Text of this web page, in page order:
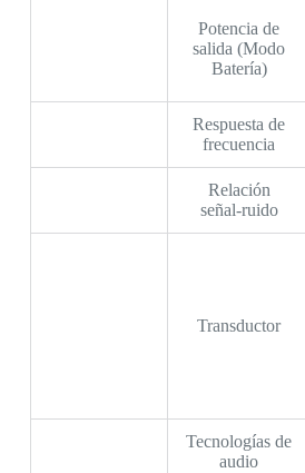
Potencia de
salida (Modo
Batería)
Respuesta de
frecuencia
Relación
señal-ruido
Transductor
Tecnologías de
audio